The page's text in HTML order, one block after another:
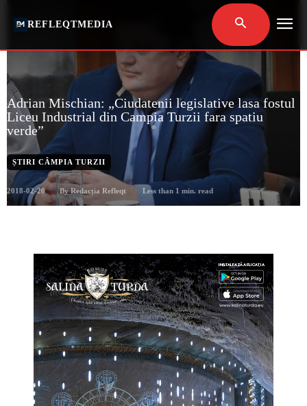
REFLEQTMEDIA
Adrian Mischian: „Ciudatenii legislative lasa fostul
Liceu Industrial din Campia Turzii fara spatiu
verde”
ȘTIRI CÂMPIA TURZII
2018-02-20 By Redacția Refleqt Less than 1 min. read